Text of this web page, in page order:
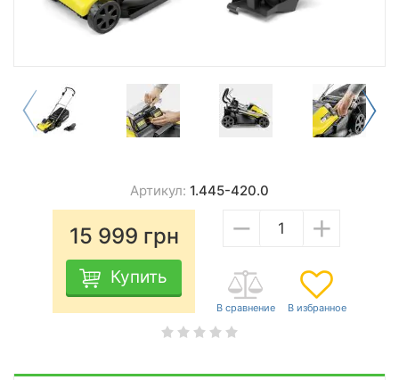
Артикул: 1.445-420.0
15 999 грн
Купить
− +